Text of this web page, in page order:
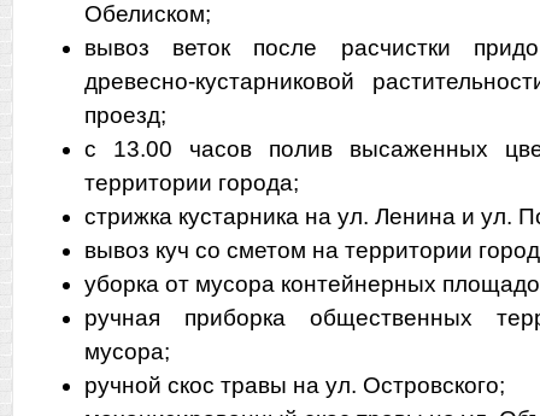
Обелиском;
вывоз веток после расчистки
древесно-кустарниковой
проезд;
с 13.00 часов полив высаженных
территории города;
стрижка кустарника на ул. Ленина и ул.
вывоз куч со сметом на территории
уборка от мусора контейнерных
ручная приборка общественных
мусора;
ручной скос травы на ул. Островского;